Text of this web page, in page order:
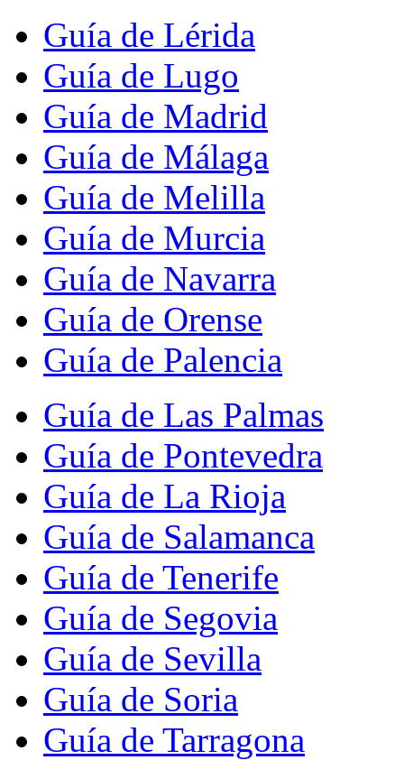
Guía de Lérida
Guía de Lugo
Guía de Madrid
Guía de Málaga
Guía de Melilla
Guía de Murcia
Guía de Navarra
Guía de Orense
Guía de Palencia
Guía de Las Palmas
Guía de Pontevedra
Guía de La Rioja
Guía de Salamanca
Guía de Tenerife
Guía de Segovia
Guía de Sevilla
Guía de Soria
Guía de Tarragona